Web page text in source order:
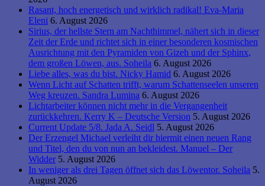
Rasant, hoch energetisch und wirklich radikal! Eva-Maria
Eleni 6. August 2026
Sirius, der hellste Stern am Nachthimmel, nähert sich in dieser
Zeit der Erde und richtet sich in einer besonderen kosmischen
Ausrichtung mit den Pyramiden von Gizeh und der Sphinx,
dem großen Löwen, aus. Soheila 6. August 2026
Liebe alles, was du bist. Nicky Hamid 6. August 2026
Wenn Licht auf Schatten trifft, warum Schattenseelen unseren
Weg kreuzen. Sandra Lumina 6. August 2026
Lichtarbeiter können nicht mehr in die Vergangenheit
zurückkehren. Kerry K – Deutsche Version 5. August 2026
Current Update 5/8. Jada A. Seidl 5. August 2026
Der Erzengel Michael verleiht dir hiermit einen neuen Rang
und Titel, den du von nun an bekleidest. Manuel – Der
Widder 5. August 2026
In weniger als drei Tagen öffnet sich das Löwentor. Soheila 5.
August 2026